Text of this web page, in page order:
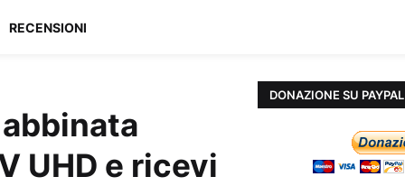
RECENSIONI
UHD e ricevi
DONAZIONE SU PAYPAL